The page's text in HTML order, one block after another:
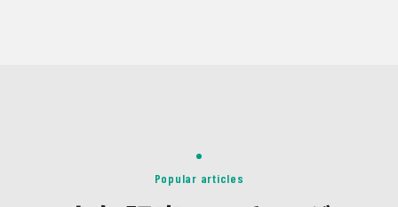
イベント・セミナーの共催事業者
Popular articles